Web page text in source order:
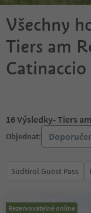
Všechny
Tiers am
Catinaccio
16Výsledky- Tiers
Objednat:
Südtirol Guest Pass
Rezervovatelné online